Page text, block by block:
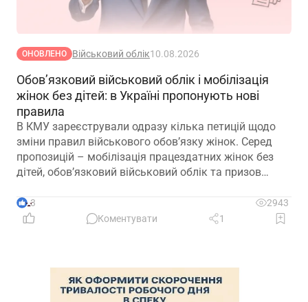
ОНОВЛЕНО Військовий облік10.08.2026
Обов’язковий військовий облік і мобілізація
жінок без дітей: в Україні пропонують нові
правила
В КМУ зареєстрували одразу кілька петицій щодо
зміни правил військового обов’язку жінок. Серед
пропозицій – мобілізація працездатних жінок без
дітей, обов’язковий військовий облік та призов
3
2943
Коментувати
1